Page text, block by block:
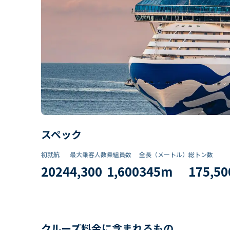
スペック
初就航
2024
最大乗客人数
4,300
乗組員数​
1,600
全長（メートル）
345m
総トン数​